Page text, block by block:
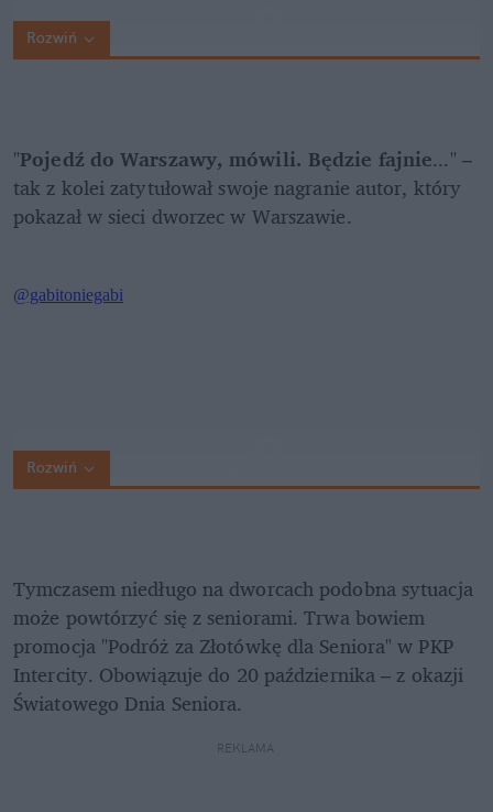
Rozwiń
"Pojedź do Warszawy, mówili. Będzie fajnie..." –
tak z kolei zatytułował swoje nagranie autor, który
pokazał w sieci dworzec w Warszawie.
Rozwiń
Tymczasem niedługo na dworcach podobna sytuacja
może powtórzyć się z seniorami. Trwa bowiem
promocja "Podróż za Złotówkę dla Seniora" w PKP
Intercity. Obowiązuje do 20 października – z okazji
Światowego Dnia Seniora.
REKLAMA